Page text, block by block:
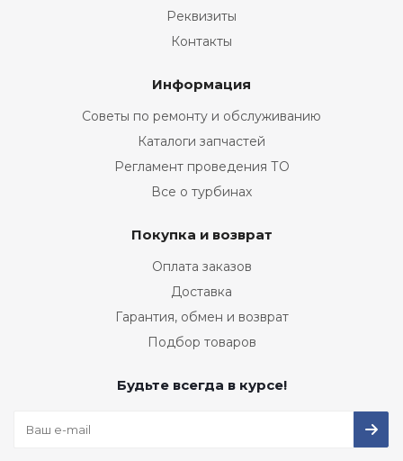
Реквизиты
Контакты
Информация
Советы по ремонту и обслуживанию
Каталоги запчастей
Регламент проведения ТО
Все о турбинах
Покупка и возврат
Оплата заказов
Доставка
Гарантия, обмен и возврат
Подбор товаров
Будьте всегда в курсе!